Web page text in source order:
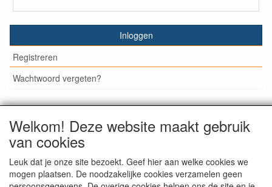
Inloggen
Registreren
Wachtwoord vergeten?
© Medisan Trading | Alblasserdam. Alle genoemde prijzen
zijn inclusief BTW en exclusief
staat aangegeven.
Welkom! Deze website maakt gebruik
van cookies
Leuk dat je onze site bezoekt. Geef hier aan welke cookies we
mogen plaatsen. De noodzakelijke cookies verzamelen geen